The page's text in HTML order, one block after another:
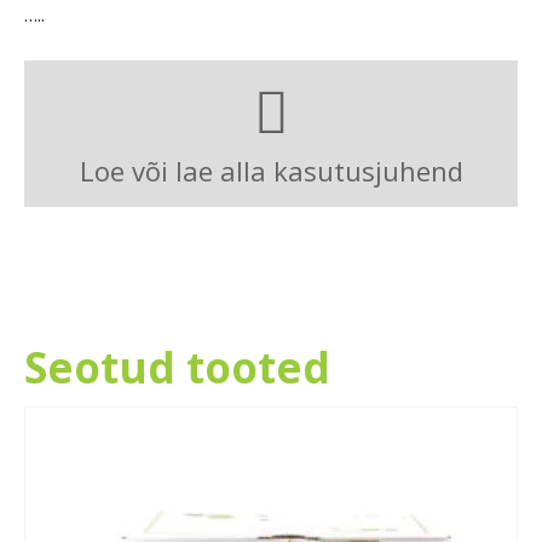
…..
Loe või lae alla kasutusjuhend
Seotud tooted